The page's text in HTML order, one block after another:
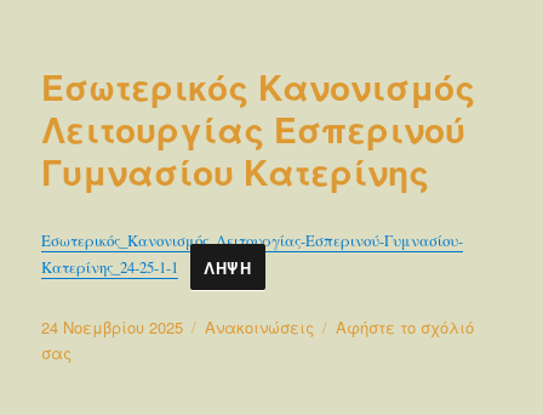
Εσωτερικός Κανονισμός
Λειτουργίας Εσπερινού
Γυμνασίου Κατερίνης
Εσωτερικός_Κανονισμός_Λειτουργίας-Εσπερινού-Γυμνασίου-
Κατερίνης_24-25-1-1
ΛΉΨΗ
Δημοσιεύτηκε
την
24 Νοεμβρίου 2025 Κατηγορίες
Ανακοινώσεις
Αφήστε το σχόλιό
σας